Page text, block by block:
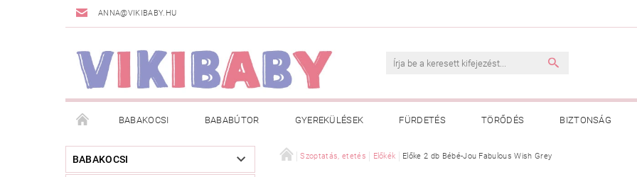
ANNA@VIKIBABY.HU
BABAKOCSI BABABÚTOR GYEREKÜLÉSEK FÜRDETÉS TÖRŐDÉS BIZTONSÁG
DOGSPACE AKCIÓS TERMÉKEINK VÁSÁRLÁSI FELTÉTELEK ADATKEZELÉSI TÁJÉKOZTATÓ
BABAKOCSI Szoptatás, etetés Előkék Előke 2 db Bébé-Jou Fabulous Wish Grey